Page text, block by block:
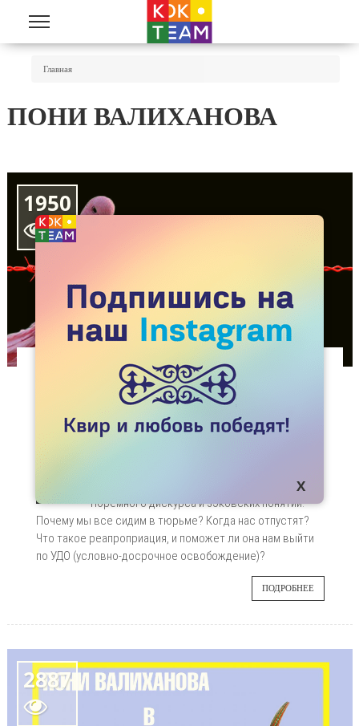
Перейти к основному содержанию
Главная
ПОНИ ВАЛИХАНОВА
1950

БЕСЕДА №10. МЫ ЖИВЁМ НА ЗОНЕ. КОГДА
НАС ОТПУСТЯТ?
01
тюремного дискурса и зэковских понятий.
Почему мы все сидим в тюрьме? Когда нас отпустят?
Что такое реапроприация, и поможет ли она нам выйти
по УДО (условно-досрочное освобождение)?
ПОДРОБНЕЕ
2887
